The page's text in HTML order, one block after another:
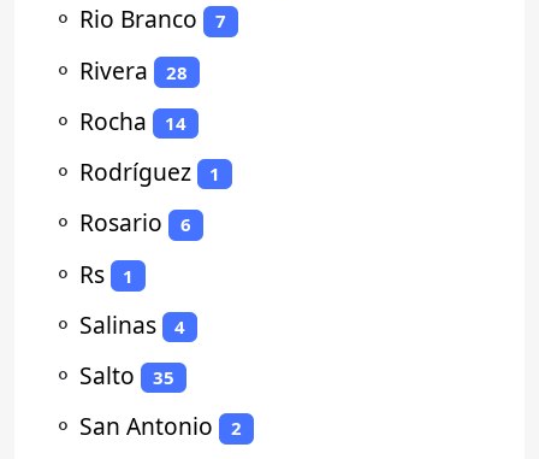
⚬ Rio Branco 7
⚬ Rivera 28
⚬ Rocha 14
⚬ Rodríguez 1
⚬ Rosario 6
⚬ Rs 1
⚬ Salinas 4
⚬ Salto 35
⚬ San Antonio 2